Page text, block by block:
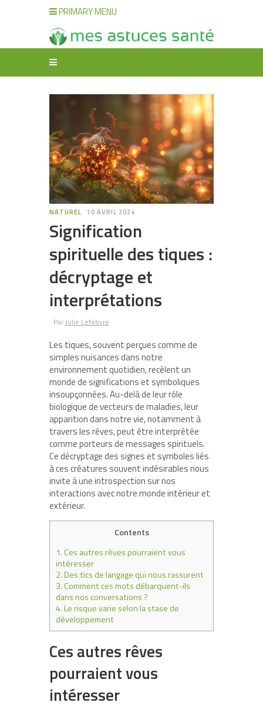
PRIMARY MENU
NATUREL 10 AVRIL 2024
Signification
spirituelle des tiques :
décryptage et
interprétations
Par Julie Lefebvre
Les tiques, souvent perçues comme de
simples nuisances dans notre
environnement quotidien, recèlent un
monde de significations et symboliques
insoupçonnées. Au-delà de leur rôle
biologique de vecteurs de maladies, leur
apparition dans notre vie, notamment à
travers les rêves, peut être interprétée
comme porteurs de messages spirituels.
Ce décryptage des signes et symboles liés
à ces créatures souvent indésirables nous
invite à une introspection sur nos
interactions avec notre monde intérieur et
extérieur.
Contents
1.Ces autres rêves pourraient vous
intéresser
2.Des tics de langage qui nous rassurent
3.Comment ces mots débarquent-ils
dans nos conversations ?
4.Le risque varie selon la stase de
développement
Ces autres rêves
pourraient vous
intéresser